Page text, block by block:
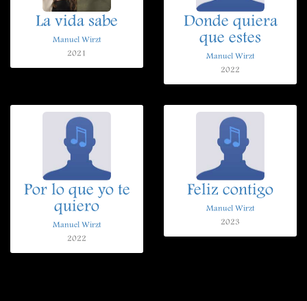
La vida sabe
Manuel Wirzt
2021
Donde quiera
que estes
Manuel Wirzt
2022
Por lo que yo te
quiero
Manuel Wirzt
2022
Feliz contigo
Manuel Wirzt
2023